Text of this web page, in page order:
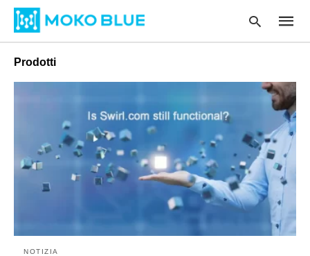
Type
your
search
query
and
hit
enter
Prodotti
NOTIZIA